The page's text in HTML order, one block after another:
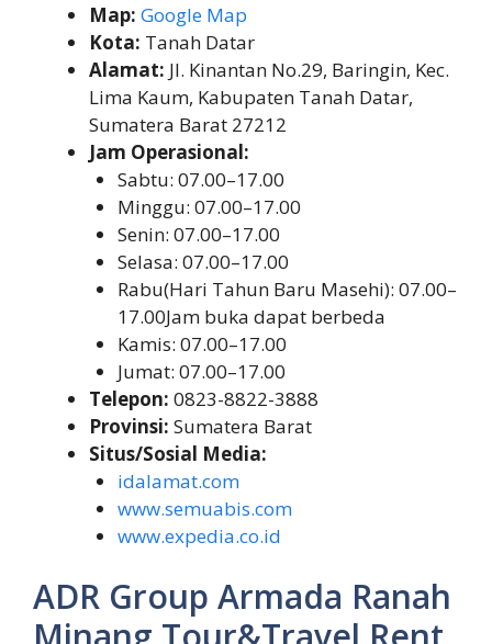
Map: Google Map
Kota: Tanah Datar
Alamat: Jl. Kinantan No.29, Baringin, Kec.
Lima Kaum, Kabupaten Tanah Datar,
Sumatera Barat 27212
Jam Operasional:
Sabtu: 07.00–17.00
Minggu: 07.00–17.00
Senin: 07.00–17.00
Selasa: 07.00–17.00
Rabu(Hari Tahun Baru Masehi): 07.00–
17.00Jam buka dapat berbeda
Kamis: 07.00–17.00
Jumat: 07.00–17.00
Telepon: 0823-8822-3888
Provinsi: Sumatera Barat
Situs/Sosial Media:
idalamat.com
www.semuabis.com
www.expedia.co.id
ADR Group Armada Ranah